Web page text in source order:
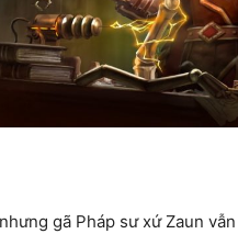
gã Pháp sư xứ Zaun